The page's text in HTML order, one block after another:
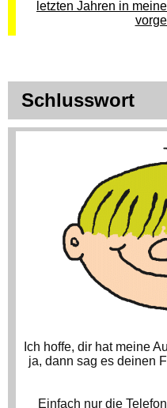
letzten Jahren in
Schlusswort
Ich hoffe, dir hat meine
ja, dann sag es deinen
Einfach nur die